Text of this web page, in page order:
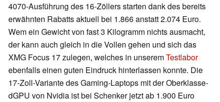
4070-Ausführung des 16-Zöllers starten dank des bereits
erwähnten Rabatts aktuell bei 1.866 anstatt 2.074 Euro.
Wem ein Gewicht von fast 3 Kilogramm nichts ausmacht,
der kann auch gleich in die Vollen gehen und sich das
XMG Focus 17 zulegen, welches in unseremTestlabor
ebenfalls einen guten Eindruck hinterlassen konnte. Die
17-Zoll-Variante des Gaming-Laptops mit der Oberklasse-
dGPU von Nvidia ist bei Schenker jetzt ab 1.900 Euro